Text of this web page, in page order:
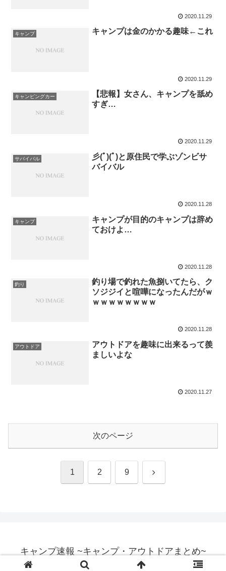
2020.11.29
キャンプ キャンプは金のかかる趣味←これ
2020.11.29
キャンピングカー
【悲報】女さん、キャンプを舐め
すぎ…
2020.11.29
サバイバル
彡(ﾟ)(ﾟ)と原住民で学ぶゾンビサ
バイバル
2020.11.28
キャンプ
キャンプが目的のキャンプは辞め
ておけよ…
2020.11.28
釣り
釣り場で釣れた魚捌いてたら、ク
ソジジイと喧嘩になったんだがｗ
ｗｗｗｗｗｗｗｗ
2020.11.28
アウトドア
アウトドアを趣味に出来るって羨
ましいよな
2020.11.27
次のページ
1 2 9 次
キャンプ速報 ~キャンプ・アウトドアまとめ~
© 2017 キャンプ速報 ~キャンプ・アウトドアまとめ~.